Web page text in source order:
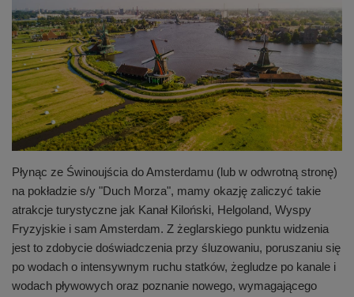
Płynąc ze Świnoujścia do Amsterdamu (lub w odwrotną stronę)
na pokładzie s/y "Duch Morza", mamy okazję zaliczyć takie
atrakcje turystyczne jak Kanał Kiloński, Helgoland, Wyspy
Fryzyjskie i sam Amsterdam. Z żeglarskiego punktu widzenia
jest to zdobycie doświadczenia przy śluzowaniu, poruszaniu się
po wodach o intensywnym ruchu statków, żegludze po kanale i
wodach pływowych oraz poznanie nowego, wymagającego